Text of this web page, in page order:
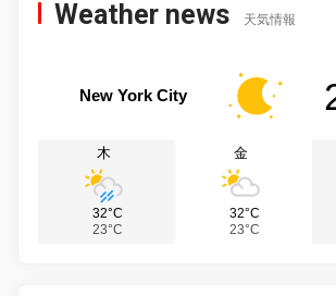
Weather news 天気情報
New York City
木
32°C
23°C
金
32°C
23°C